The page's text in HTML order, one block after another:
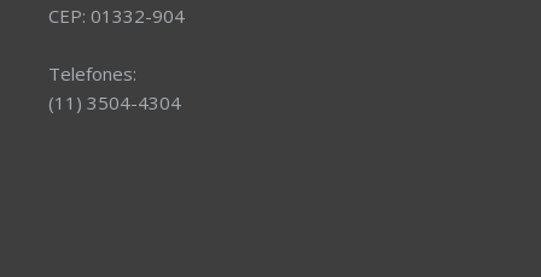
CEP: 01332-904
Telefones:
(11) 3504-4304